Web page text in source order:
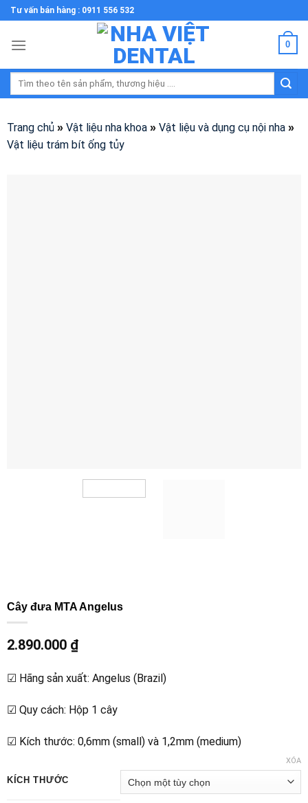
Skip
to
content
Tư vấn bán hàng : 0911 556 532
0
Tìm
Trang chủ» Vật liệu nha khoa» Vật liệu và dụng cụ nội nha»
Vật liệu trám bít ống tủy
Cây đưa MTA Angelus
2.890.000 ₫
☑ Hãng sản xuất: Angelus (Brazil)
☑ Quy cách: Hộp 1 cây
☑ Kích thước: 0,6mm (small) và 1,2mm (medium)
KÍCH THƯỚC
XÓA